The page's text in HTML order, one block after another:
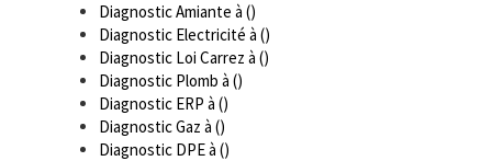
Diagnostic Amiante à ()
Diagnostic Electricité à ()
Diagnostic Loi Carrez à ()
Diagnostic Plomb à ()
Diagnostic ERP à ()
Diagnostic Gaz à ()
Diagnostic DPE à ()